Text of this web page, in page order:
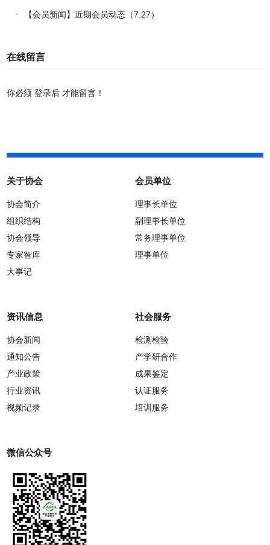
【会员新闻】近期会员动态（7.27）
在线留言
你必须登录后 才能留言！
关于协会
协会简介
组织结构
协会领导
专家智库
大事记
会员单位
理事长单位
副理事长单位
常务理事单位
理事单位
资讯信息
协会新闻
通知公告
产业政策
行业资讯
视频记录
社会服务
检测检验
产学研合作
成果鉴定
认证服务
培训服务
微信公众号